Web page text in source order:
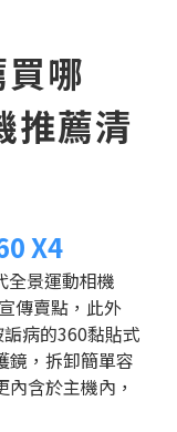
哪
推薦清
X4
全景運動相機
傳賣點，此外
病的360黏貼式
鏡，拆卸簡單容
含於主機內，